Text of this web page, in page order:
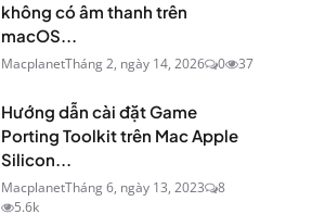
không có âm thanh trên
macOS...
MacplanetTháng 2, ngày 14, 2026 0 37
Hướng dẫn cài đặt Game
Porting Toolkit trên Mac Apple
Silicon...
MacplanetTháng 6, ngày 13, 2023
8
5.6k